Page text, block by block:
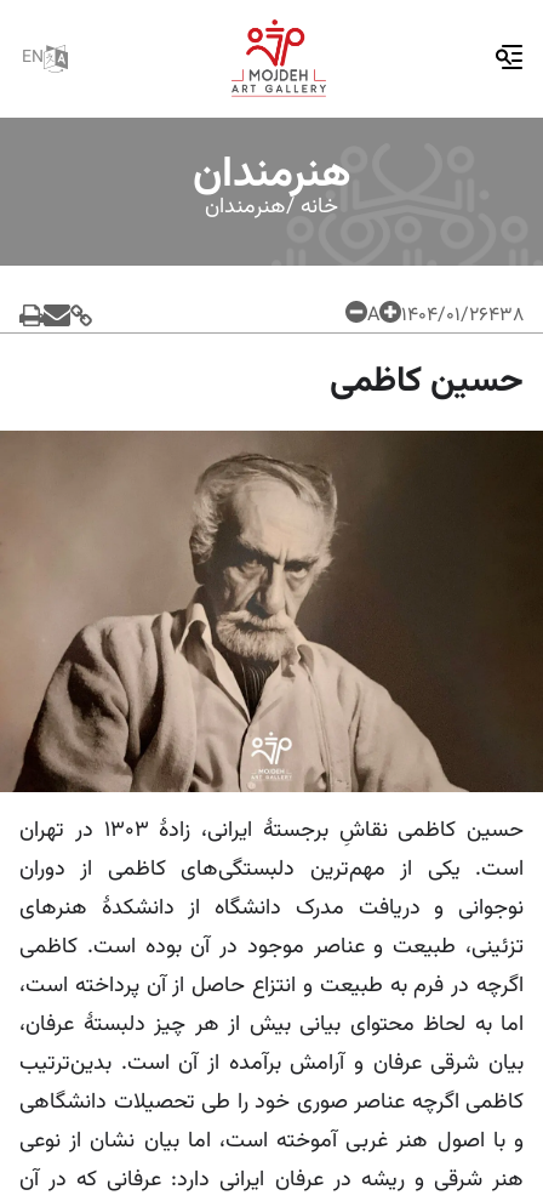
EN
هنرمندان
خانه /هنرمندان
438۱۴۰۴/۰۱/۲۶ A
حسین کاظمی
حسین کاظمی نقاشِ برجستۀ ایرانی، زادۀ 1303 در تهران
است. یکی از مهم‌ترین دلبستگی‌های کاظمی از دوران
نوجوانی و دریافت مدرک دانشگاه از دانشکدۀ هنرهای
تزئینی، طبیعت و عناصر موجود در آن بوده است. کاظمی
اگرچه در فرم به طبیعت و انتزاع حاصل از آن پرداخته است،
اما به لحاظ محتوای بیانی بیش از هر چیز دلبستۀ عرفان،
بیان شرقی عرفان و آرامش برآمده از آن است. بدین‌ترتیب
کاظمی اگرچه عناصر صوری خود را طی تحصیلات دانشگاهی
و با اصول هنر غربی آموخته است، اما بیان نشان از نوعی
هنر شرقی و ریشه در عرفان ایرانی دارد: عرفانی که در آن